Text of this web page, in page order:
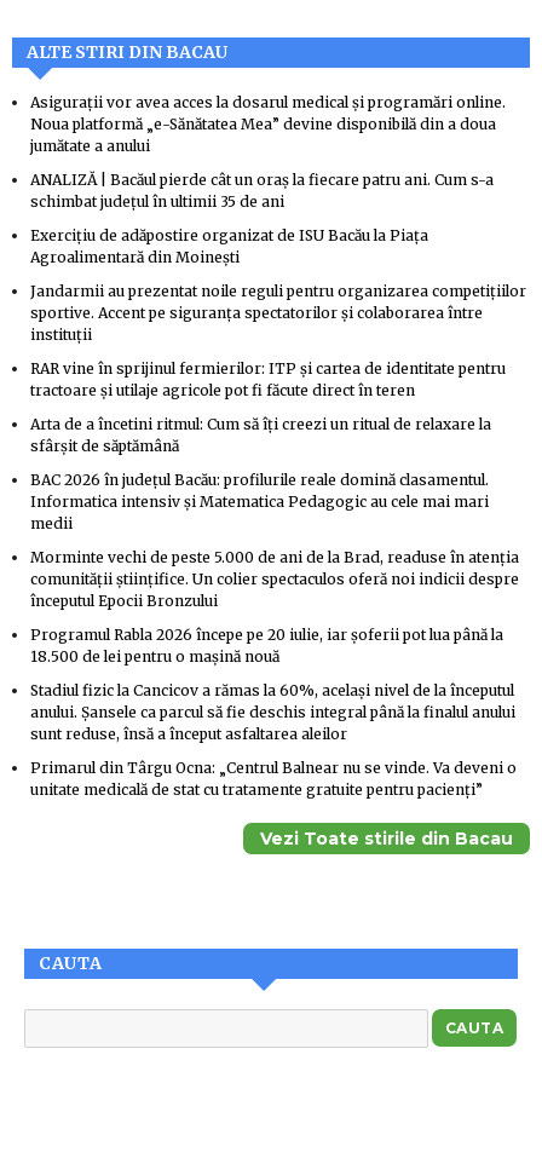
ALTE STIRI DIN BACAU
Asigurații vor avea acces la dosarul medical și programări online.
Noua platformă „e-Sănătatea Mea” devine disponibilă din a doua
jumătate a anului
ANALIZĂ | Bacăul pierde cât un oraș la fiecare patru ani. Cum s-a
schimbat județul în ultimii 35 de ani
Exercițiu de adăpostire organizat de ISU Bacău la Piața
Agroalimentară din Moinești
Jandarmii au prezentat noile reguli pentru organizarea competițiilor
sportive. Accent pe siguranța spectatorilor și colaborarea între
instituții
RAR vine în sprijinul fermierilor: ITP și cartea de identitate pentru
tractoare și utilaje agricole pot fi făcute direct în teren
Arta de a încetini ritmul: Cum să îți creezi un ritual de relaxare la
sfârșit de săptămână
BAC 2026 în județul Bacău: profilurile reale domină clasamentul.
Informatica intensiv și Matematica Pedagogic au cele mai mari
medii
Morminte vechi de peste 5.000 de ani de la Brad, readuse în atenția
comunității științifice. Un colier spectaculos oferă noi indicii despre
începutul Epocii Bronzului
Programul Rabla 2026 începe pe 20 iulie, iar șoferii pot lua până la
18.500 de lei pentru o mașină nouă
Stadiul fizic la Cancicov a rămas la 60%, același nivel de la începutul
anului. Șansele ca parcul să fie deschis integral până la finalul anului
sunt reduse, însă a început asfaltarea aleilor
Primarul din Târgu Ocna: „Centrul Balnear nu se vinde. Va deveni o
unitate medicală de stat cu tratamente gratuite pentru pacienți”
Vezi Toate stirile din Bacau
CAUTA